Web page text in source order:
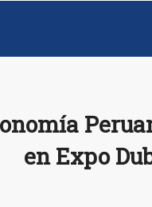
en Expo